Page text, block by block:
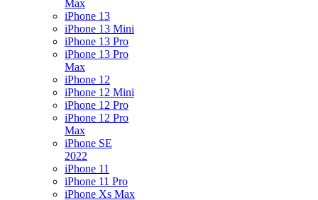
Max
iPhone 13
iPhone 13 Mini
iPhone 13 Pro
iPhone 13 Pro
Max
iPhone 12
iPhone 12 Mini
iPhone 12 Pro
iPhone 12 Pro
Max
iPhone SE
2022
iPhone 11
iPhone 11 Pro
iPhone Xs Max